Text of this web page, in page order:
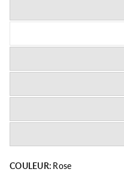
COULEUR: Rose